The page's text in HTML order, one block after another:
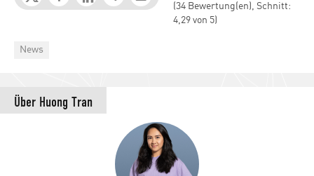
(34 Bewertung(en), Schnitt:
4,29 von 5)
Categories
News
Über Huong Tran